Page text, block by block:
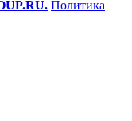
Политика